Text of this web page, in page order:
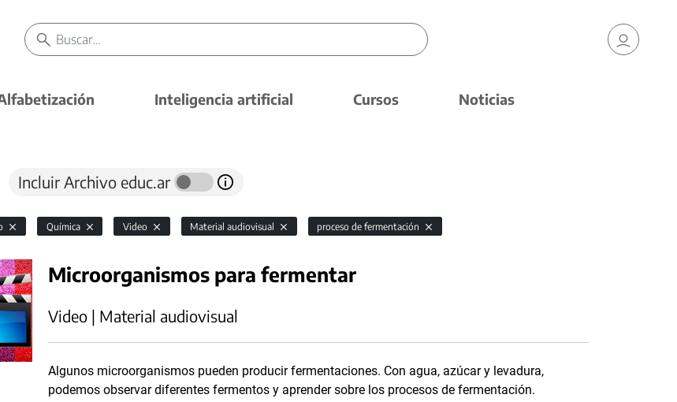
Inteligencia artificial Cursos Noticias
Incluir Archivo educ.ar
Química Video Material audiovisual proceso de fermentación
Microorganismos para fermentar
Video | Material audiovisual
Algunos microorganismos pueden producir fermentaciones. Con agua, azúcar y levadura,
podemos observar diferentes fermentos y aprender sobre los procesos de fermentación.